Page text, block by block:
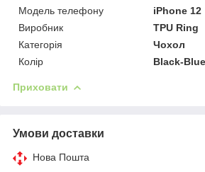
Модель телефону
iPhone 12
Виробник
TPU Ring
Категорія
Чохол
Колір
Black-Blue
Приховати
Умови доставки
Нова Пошта